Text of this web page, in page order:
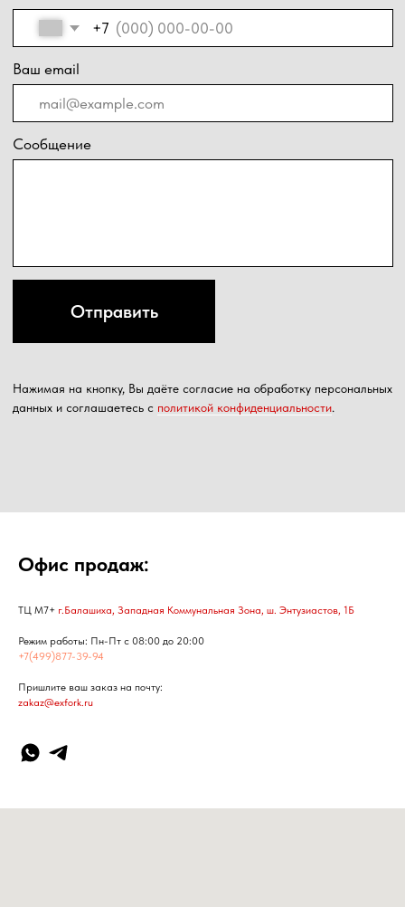
Офис продаж:
ТЦ М7+ г.Балашиха, Западная Коммунальная Зона, ш. Энтузиастов, 1Б
Режим работы: Пн-Пт с 08:00 до 20:00
+7(499)877-39-94
Пришлите ваш заказ на почту:
zakaz@exfork.ru